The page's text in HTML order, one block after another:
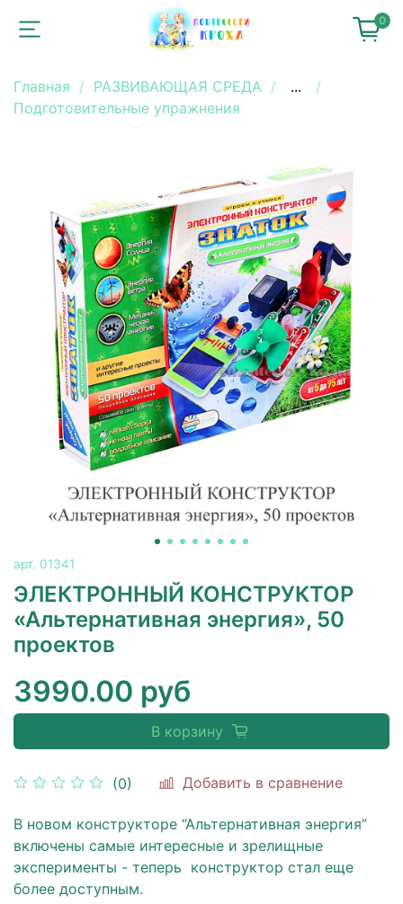
0
Главная РАЗВИВАЮЩАЯ СРЕДА
...
Подготовительные упражнения
арт. 01341
ЭЛЕКТРОННЫЙ КОНСТРУКТОР
«Альтернативная энергия», 50
проектов
(0) Добавить в сравнение
3990.00 руб
В корзину
В новом конструкторе “Альтернативная энергия”
включены самые интересные и зрелищные
эксперименты - теперь конструктор стал еще
более доступным.